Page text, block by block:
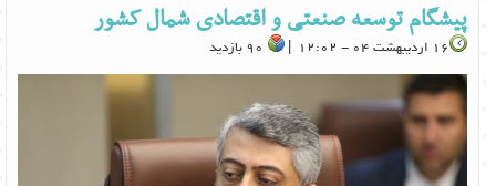
پیشگام توسعه صنعتی و اقتصادی شمال کشور
16 اردیبهشت 04 - 12:02 |